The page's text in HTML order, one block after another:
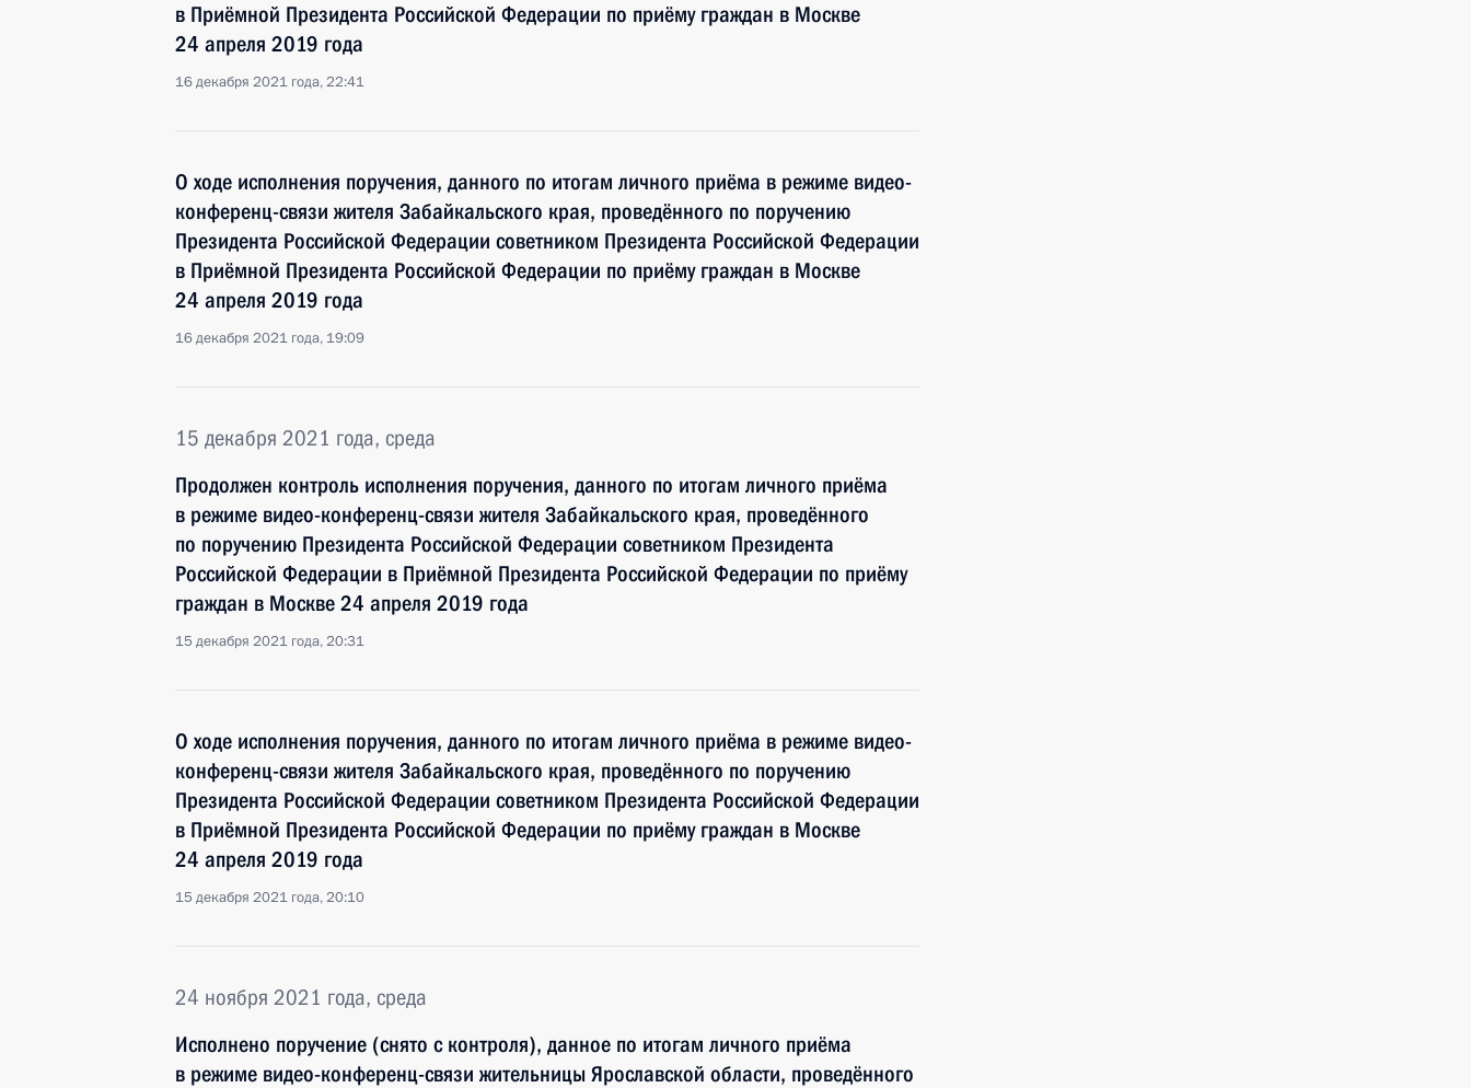
в Приёмной Президента Российской Федерации по приёму граждан в Москве
24 апреля 2019 года
16 декабря 2021 года, 22:41
О ходе исполнения поручения, данного по итогам личного приёма в режиме видео-
конференц-связи жителя Забайкальского края, проведённого по поручению
Президента Российской Федерации советником Президента Российской Федерации
в Приёмной Президента Российской Федерации по приёму граждан в Москве
24 апреля 2019 года
16 декабря 2021 года, 19:09
15 декабря 2021 года, среда
Продолжен контроль исполнения поручения, данного по итогам личного приёма
в режиме видео-конференц-связи жителя Забайкальского края, проведённого
по поручению Президента Российской Федерации советником Президента
Российской Федерации в Приёмной Президента Российской Федерации по приёму
граждан в Москве 24 апреля 2019 года
15 декабря 2021 года, 20:31
О ходе исполнения поручения, данного по итогам личного приёма в режиме видео-
конференц-связи жителя Забайкальского края, проведённого по поручению
Президента Российской Федерации советником Президента Российской Федерации
в Приёмной Президента Российской Федерации по приёму граждан в Москве
24 апреля 2019 года
15 декабря 2021 года, 20:10
24 ноября 2021 года, среда
Исполнено поручение (снято с контроля), данное по итогам личного приёма
в режиме видео-конференц-связи жительницы Ярославской области, проведённого